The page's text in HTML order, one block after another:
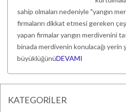
sahip olmaları nedeniyle "yangın
firmaların dikkat etmesi gereken
yapan firmalar yangın merdivenini
binada merdivenin konulacağı yerin
büyüklüğünüDEVAMI
KATEGORİLER